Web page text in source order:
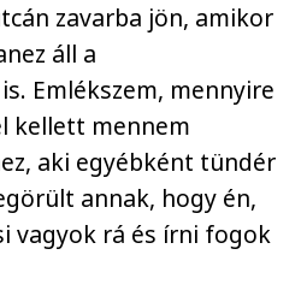
zavarba jön, amikor
áll a
Emlékszem, mennyire
kellett mennem
aki egyébként tündér
annak, hogy én,
vagyok rá és írni fogok